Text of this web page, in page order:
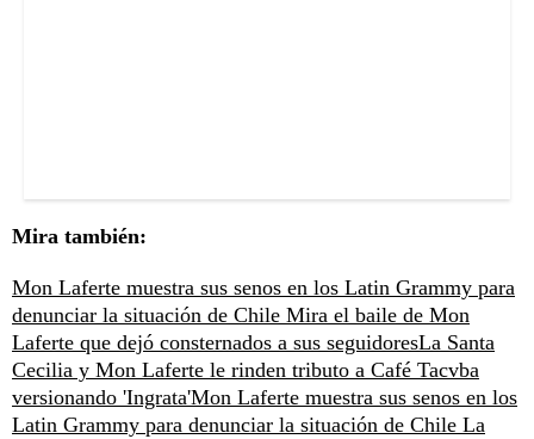
Mira también:
Mon Laferte muestra sus senos en los Latin Grammy para
denunciar la situación de Chile Mira el baile de Mon
Laferte que dejó consternados a sus seguidoresLa Santa
Cecilia y Mon Laferte le rinden tributo a Café Tacvba
versionando 'Ingrata'Mon Laferte muestra sus senos en los
Latin Grammy para denunciar la situación de Chile La